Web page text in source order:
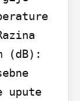
(dB):
upute